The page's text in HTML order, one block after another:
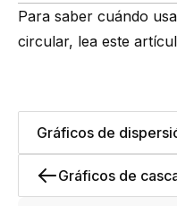
Para saber cuándo
circular, lea este
Gráficos de
Gráficos de